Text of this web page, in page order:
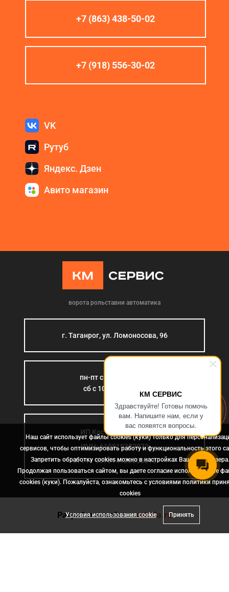
КМ СЕРВИС
Здравствуйте! Готовы помочь
вам. Напишите нам, если у
вас появятся вопросы.
+7 (863) 438-50-02
+7 (918) 556-30-02
VK
Рутуб
Яндекс. Дзен
Авито магазин
ворота рольставни автоматика
г. Таганрог, ул. Ломоносова, 96
пн-пт с 9:00 до 18:00
сб с 10:00 до 15:00
ИП Костромина Л.Б.
ИНН: 615510383923
ОГРН: 307614126000015
Разработка сайта- web-2a.ru
Наш сайт использует файлы cookies (куки) только для
сервисов, чтобы оптимизировать работу и функциональность этого
Запретить обработку cookies можно в настройках Вашего браузера.
Продолжая пользоваться сайтом, вы даете согласие использование
cookies (куки). Пожалуйста, ознакомьтесь с условиями политики
сookies
Условия использования cookie Принять